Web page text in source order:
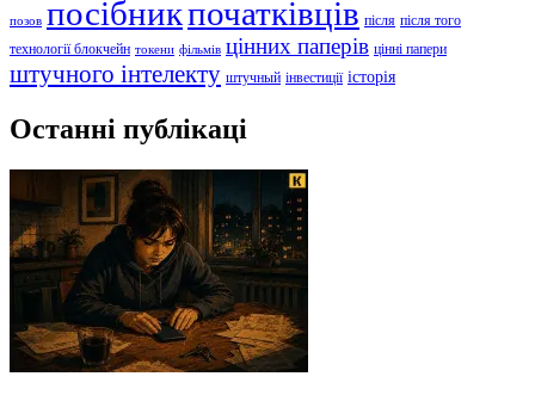
позов посібникпочатківців після після того
технології блокчейн токени фільмів цінних паперів цінні папери
штучного інтелекту штучный інвестиції історія
Останні публікаці